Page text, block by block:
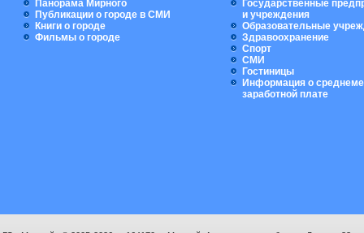
Панорама Мирного
Публикации о городе в СМИ
Книги о городе
Фильмы о городе
Государственные
и учреждения
Образовательные
Здравоохранение
Спорт
СМИ
Гостиницы
Информация о
заработной плате